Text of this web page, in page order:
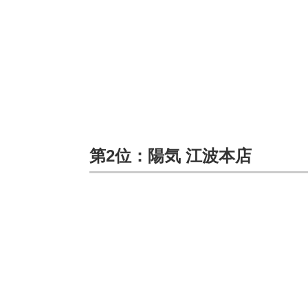
第2位：陽気 江波本店